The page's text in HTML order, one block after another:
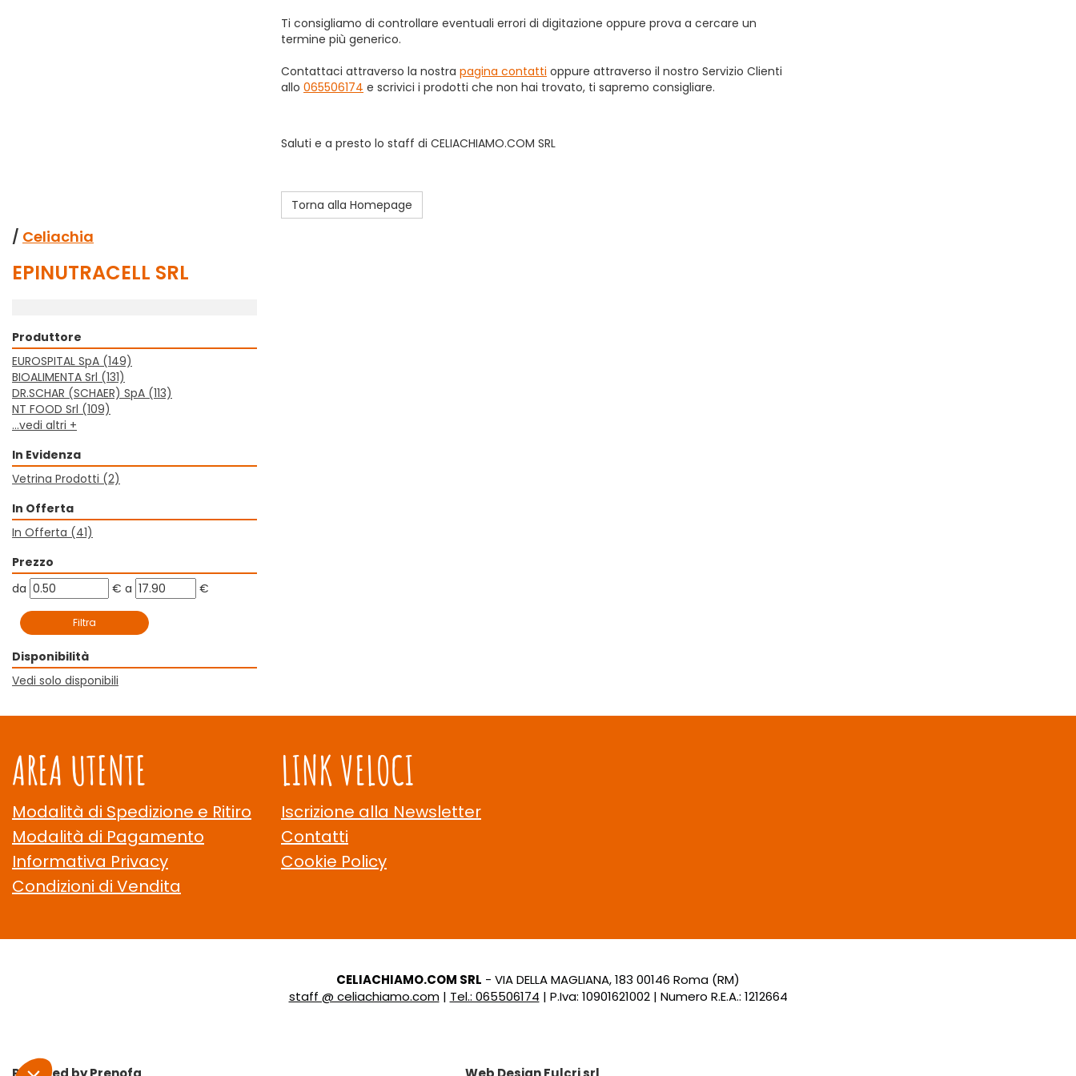
Ti consigliamo di controllare eventuali errori di digitazione oppure prova a cercare un
termine più generico.
Contattaci attraverso la nostra pagina contatti oppure attraverso il nostro Servizio Clienti
allo 065506174 e scrivici i prodotti che non hai trovato, ti sapremo consigliare.
Saluti e a presto lo staff di CELIACHIAMO.COM SRL
Torna alla Homepage
/ Celiachia
EPINUTRACELL SRL
Produttore
EUROSPITAL SpA (149)
BIOALIMENTA Srl (131)
DR.SCHAR (SCHAER) SpA (113)
NT FOOD Srl (109)
...vedi altri +
In Evidenza
Vetrina Prodotti (2)
In Offerta
In Offerta (41)
Prezzo
filtra
da € filtra
a €
Disponibilità
Vedi solo disponibili
AREA UTENTE
Modalità di Spedizione e Ritiro
Modalità di Pagamento
Informativa Privacy
Condizioni di Vendita
LINK VELOCI
Iscrizione alla Newsletter
Contatti
Cookie Policy
CELIACHIAMO.COM SRL - VIA DELLA MAGLIANA, 183 00146 Roma (RM)
staff @ celiachiamo.com| Tel.: 065506174 | P.Iva: 10901621002 | Numero R.E.A.: 1212664